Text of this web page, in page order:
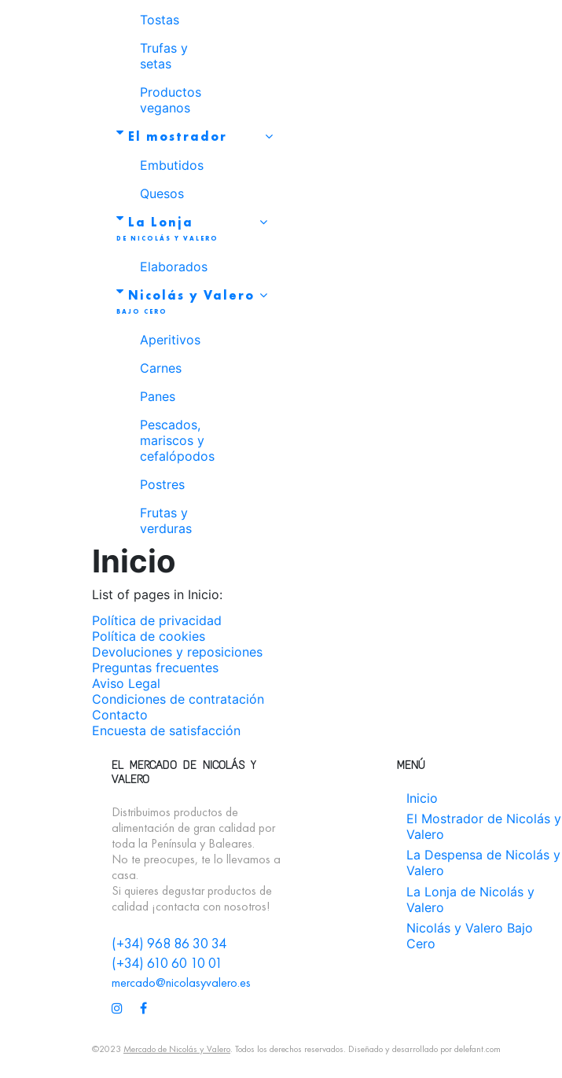
Tostas
Trufas y
setas
Productos
veganos
El mostrador
Embutidos
Quesos
La Lonja
Elaborados
Nicolás y Valero
Aperitivos
Carnes
Panes
Pescados,
mariscos y
cefalópodos
Postres
Frutas y
verduras
Inicio
List of pages in Inicio:
Política de privacidad
Política de cookies
Devoluciones y reposiciones
Preguntas frecuentes
Aviso Legal
Condiciones de contratación
Contacto
Encuesta de satisfacción
EL MERCADO DE NICOLÁS Y
VALERO
Distribuimos productos de
alimentación de gran calidad por
toda la Península y Baleares.
No te preocupes, te lo llevamos a
casa.
Si quieres degustar productos de
calidad ¡contacta con nosotros!
(+34) 968 86 30 34
(+34) 610 60 10 01
mercado@nicolasyvalero.es
MENÚ
Inicio
El Mostrador de Nicolás y
Valero
La Despensa de Nicolás y
Valero
La Lonja de Nicolás y
Valero
Nicolás y Valero Bajo
Cero
©2023 Mercado de Nicolás y Valero. Todos los derechos reservados. Diseñado y desarrollado pordelefant.com